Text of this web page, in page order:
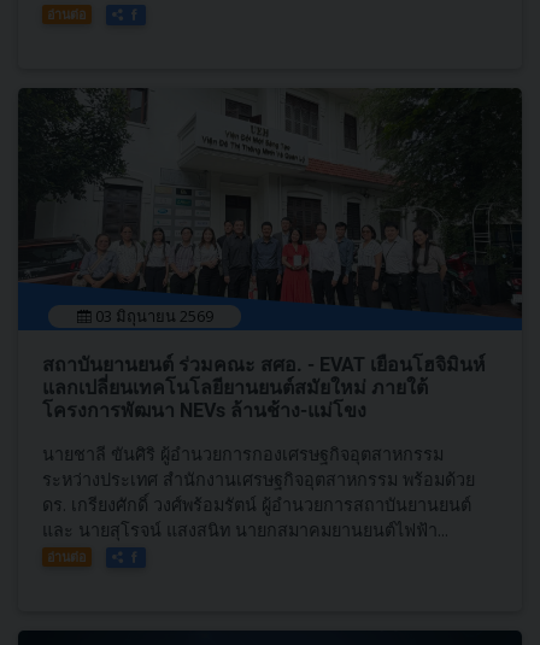
อ่านต่อ
03 มิถุนายน 2569
สถาบันยานยนต์ ร่วมคณะ สศอ. - EVAT เยือนโฮจิมินห์
แลกเปลี่ยนเทคโนโลยียานยนต์สมัยใหม่ ภายใต้
โครงการพัฒนา NEVs ล้านช้าง-แม่โขง
นายชาลี ขันศิริ ผู้อำนวยการกองเศรษฐกิจอุตสาหกรรม
ระหว่างประเทศ สำนักงานเศรษฐกิจอุตสาหกรรม พร้อมด้วย
ดร. เกรียงศักดิ์ วงศ์พร้อมรัตน์ ผู้อำนวยการสถาบันยานยนต์
และ นายสุโรจน์ แสงสนิท นายกสมาคมยานยนต์ไฟฟ้า...
อ่านต่อ